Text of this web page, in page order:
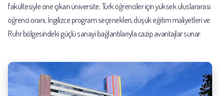
fakültesiyle öne çıkan üniversite; Türk öğrenciler için yüksek uluslararası
öğrenci oranı, İngilizce program seçenekleri, düşük eğitim maliyetleri ve
Ruhr bölgesindeki güçlü sanayi bağlantılarıyla cazip avantajlar sunar.